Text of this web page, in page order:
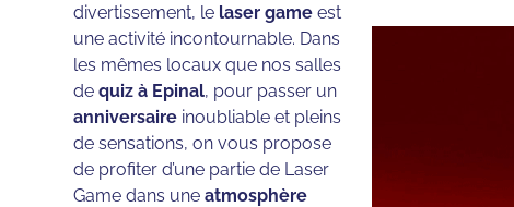
divertissement, le laser game est
une activité incontournable. Dans
les mêmes locaux que nos salles
dequiz à Epinal, pour passer un
anniversaire inoubliable et pleins
de sensations, on vous propose
de profiter d’une partie de Laser
Game dans uneatmosphère